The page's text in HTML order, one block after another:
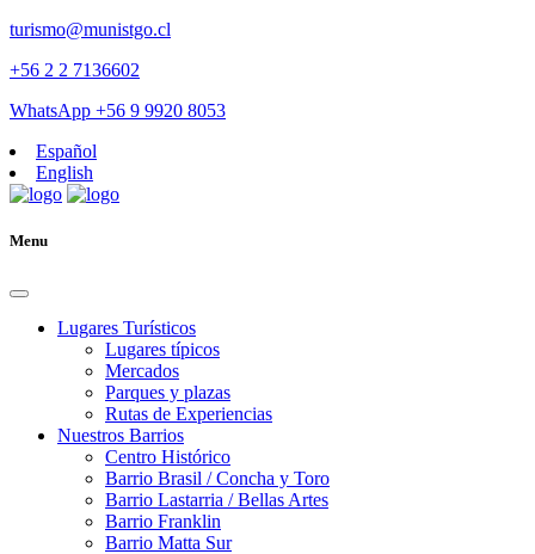
turismo@munistgo.cl
+56 2 2 7136602
WhatsApp +56 9 9920 8053
Español
English
Menu
Lugares Turísticos
Lugares tí­picos
Mercados
Parques y plazas
Rutas de Experiencias
Nuestros Barrios
Centro Histórico
Barrio Brasil / Concha y Toro
Barrio Lastarria / Bellas Artes
Barrio Franklin
Barrio Matta Sur